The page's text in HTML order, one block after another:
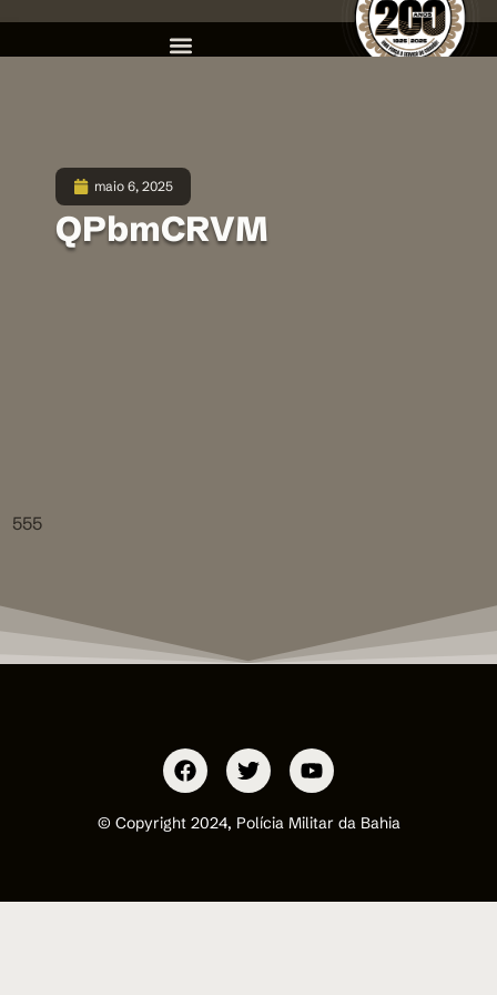
maio 6, 2025
QPbmCRVM
555
© Copyright 2024, Polícia Militar da Bahia